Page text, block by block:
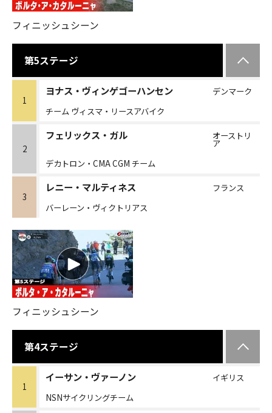
フィニッシュシーン
第5ステージ
1
ヨナス・ヴィンゲゴーハンセン
デンマーク
チーム ヴィスマ・リースアバイク
2
フェリックス・ガル オーストリ
ア
デカトロン・CMA CGM チーム
3
レニー・マルティネス
フランス
バーレーン・ヴィクトリアス
フィニッシュシーン
第4ステージ
1
イーサン・ヴァーノン
イギリス
NSNサイクリングチーム